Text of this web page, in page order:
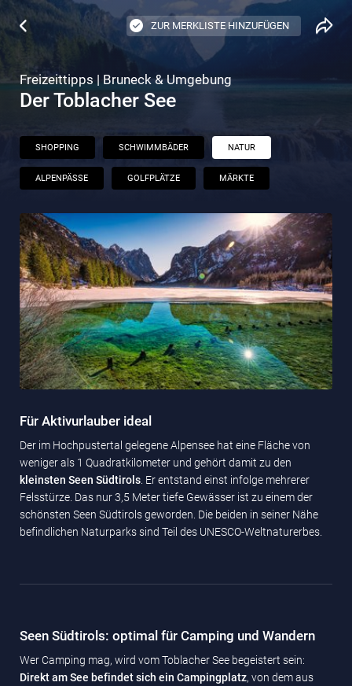
ZUR MERKLISTE HINZUFÜGEN
Freizeittipps | Bruneck & Umgebung
Der Toblacher See
SHOPPING SCHWIMMBÄDER NATUR
ALPENPÄSSE GOLFPLÄTZE MÄRKTE
Für Aktivurlauber ideal
Der im Hochpustertal gelegene Alpensee hat eine Fläche von
weniger als 1 Quadratkilometer und gehört damit zu den
kleinsten Seen Südtirols . Er entstand einst infolge mehrerer
Felsstürze. Das nur 3,5 Meter tiefe Gewässer ist zu einem der
schönsten Seen Südtirols geworden. Die beiden in seiner Nähe
befindlichen Naturparks sind Teil des UNESCO-Weltnaturerbes.
Seen Südtirols: optimal für Camping und Wandern
Wer Camping mag, wird vom Toblacher See begeistert sein:
Direkt am See befindet sich ein Campingplatz, von dem aus